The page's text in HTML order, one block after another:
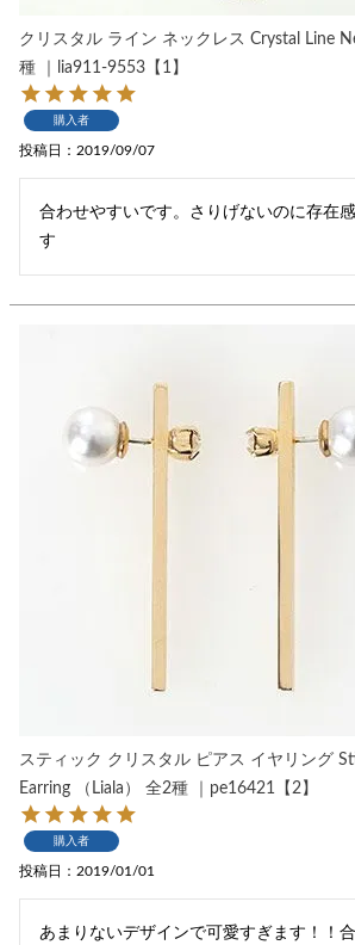
クリスタル ライン ネックレス Crystal Line
種 ｜lia911-9553【1】
購入者
投稿日 2019/09/07
合わせやすいです。さりげないのに存在
す
スティック クリスタル ピアス イヤリング
Earring （Liala） 全2種 ｜pe16421【2】
購入者
投稿日 2019/01/01
あまりないデザインで可愛すぎます！！